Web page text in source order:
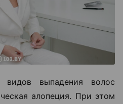
выпадения волос
алопеция. При этом